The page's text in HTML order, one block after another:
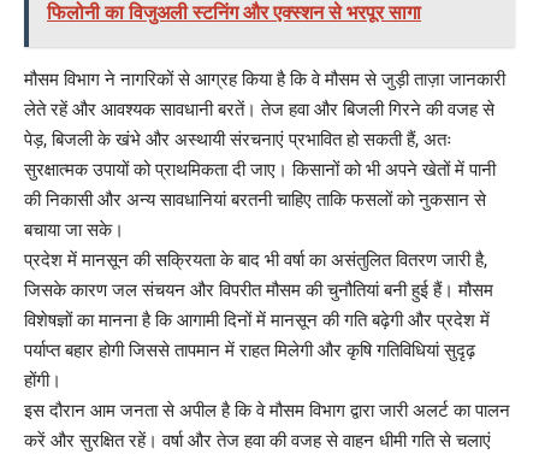
फिलोनी का विजुअली स्टनिंग और एक्स्शन से भरपूर सागा
मौसम विभाग ने नागरिकों से आग्रह किया है कि वे मौसम से जुड़ी ताज़ा जानकारी
लेते रहें और आवश्यक सावधानी बरतें। तेज हवा और बिजली गिरने की वजह से
पेड़, बिजली के खंभे और अस्थायी संरचनाएं प्रभावित हो सकती हैं, अतः
सुरक्षात्मक उपायों को प्राथमिकता दी जाए। किसानों को भी अपने खेतों में पानी
की निकासी और अन्य सावधानियां बरतनी चाहिए ताकि फसलों को नुकसान से
बचाया जा सके।
प्रदेश में मानसून की सक्रियता के बाद भी वर्षा का असंतुलित वितरण जारी है,
जिसके कारण जल संचयन और विपरीत मौसम की चुनौतियां बनी हुई हैं। मौसम
विशेषज्ञों का मानना है कि आगामी दिनों में मानसून की गति बढ़ेगी और प्रदेश में
पर्याप्त बहार होगी जिससे तापमान में राहत मिलेगी और कृषि गतिविधियां सुदृढ़
होंगी।
इस दौरान आम जनता से अपील है कि वे मौसम विभाग द्वारा जारी अलर्ट का पालन
करें और सुरक्षित रहें। वर्षा और तेज हवा की वजह से वाहन धीमी गति से चलाएं